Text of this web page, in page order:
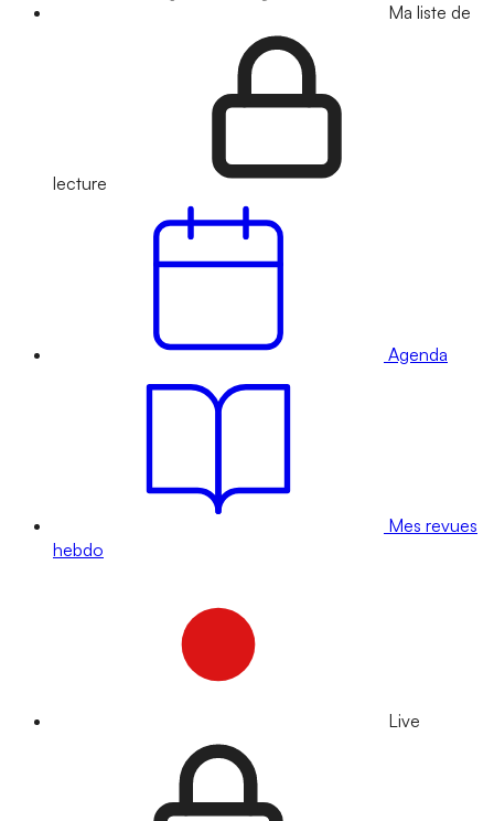
Ma liste de
lecture
Agenda
Mes revues
hebdo
Live